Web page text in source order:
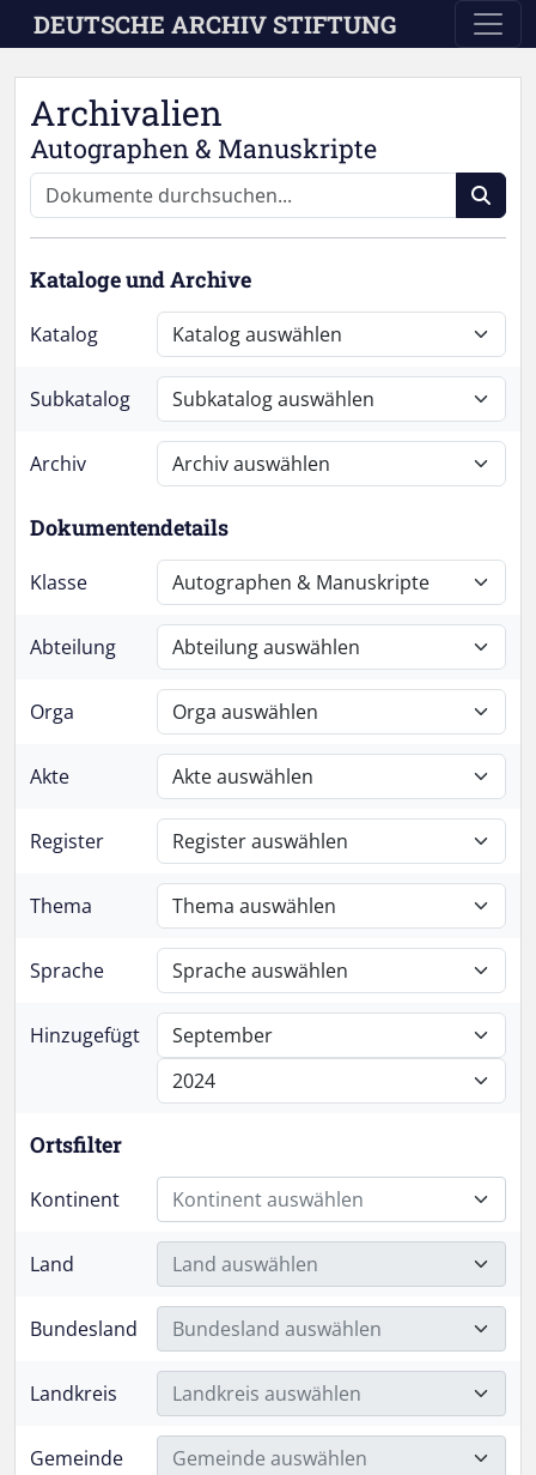
Skip to main content
DEUTSCHE ARCHIV STIFTUNG
Archivalien
Autographen & Manuskripte
Kataloge und Archive
Katalog
Subkatalog
Archiv
Dokumentendetails
Klasse
Abteilung
Orga
Akte
Register
Thema
Sprache
Hinzugefügt
Ortsfilter
Kontinent Kontinent auswählen
Land Land auswählen
Bundesland Bundesland auswählen
Landkreis Landkreis auswählen
Gemeinde Gemeinde auswählen